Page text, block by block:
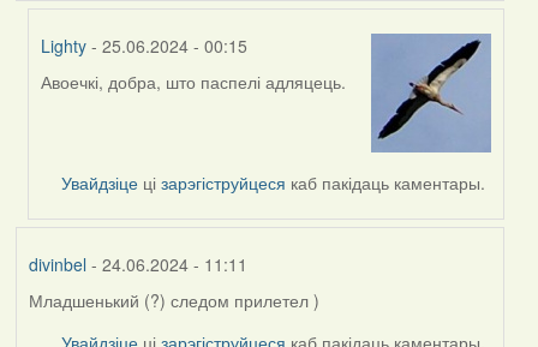
Lighty - 25.06.2024 - 00:15
In
Harrier
Авоечкі, добра, што паспелі адляцець.
Увайдзіце цізарэгіструйцеся каб пакідаць каментары.
divinbel - 24.06.2024 - 11:11
Младшенький (?) следом прилетел )
Увайдзіце цізарэгіструйцеся каб пакідаць каментары.